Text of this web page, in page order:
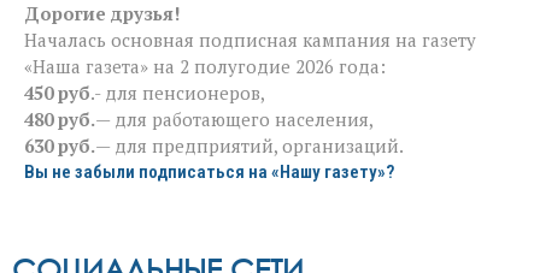
Дорогие друзья!
Началась основная подписная кампания на газету
«Наша газета» на 2 полугодие 2026 года:
450 руб.- для пенсионеров,
480 руб.— для работающего населения,
630 руб.— для предприятий, организаций.
Вы не забыли подписаться на «Нашу газету»?